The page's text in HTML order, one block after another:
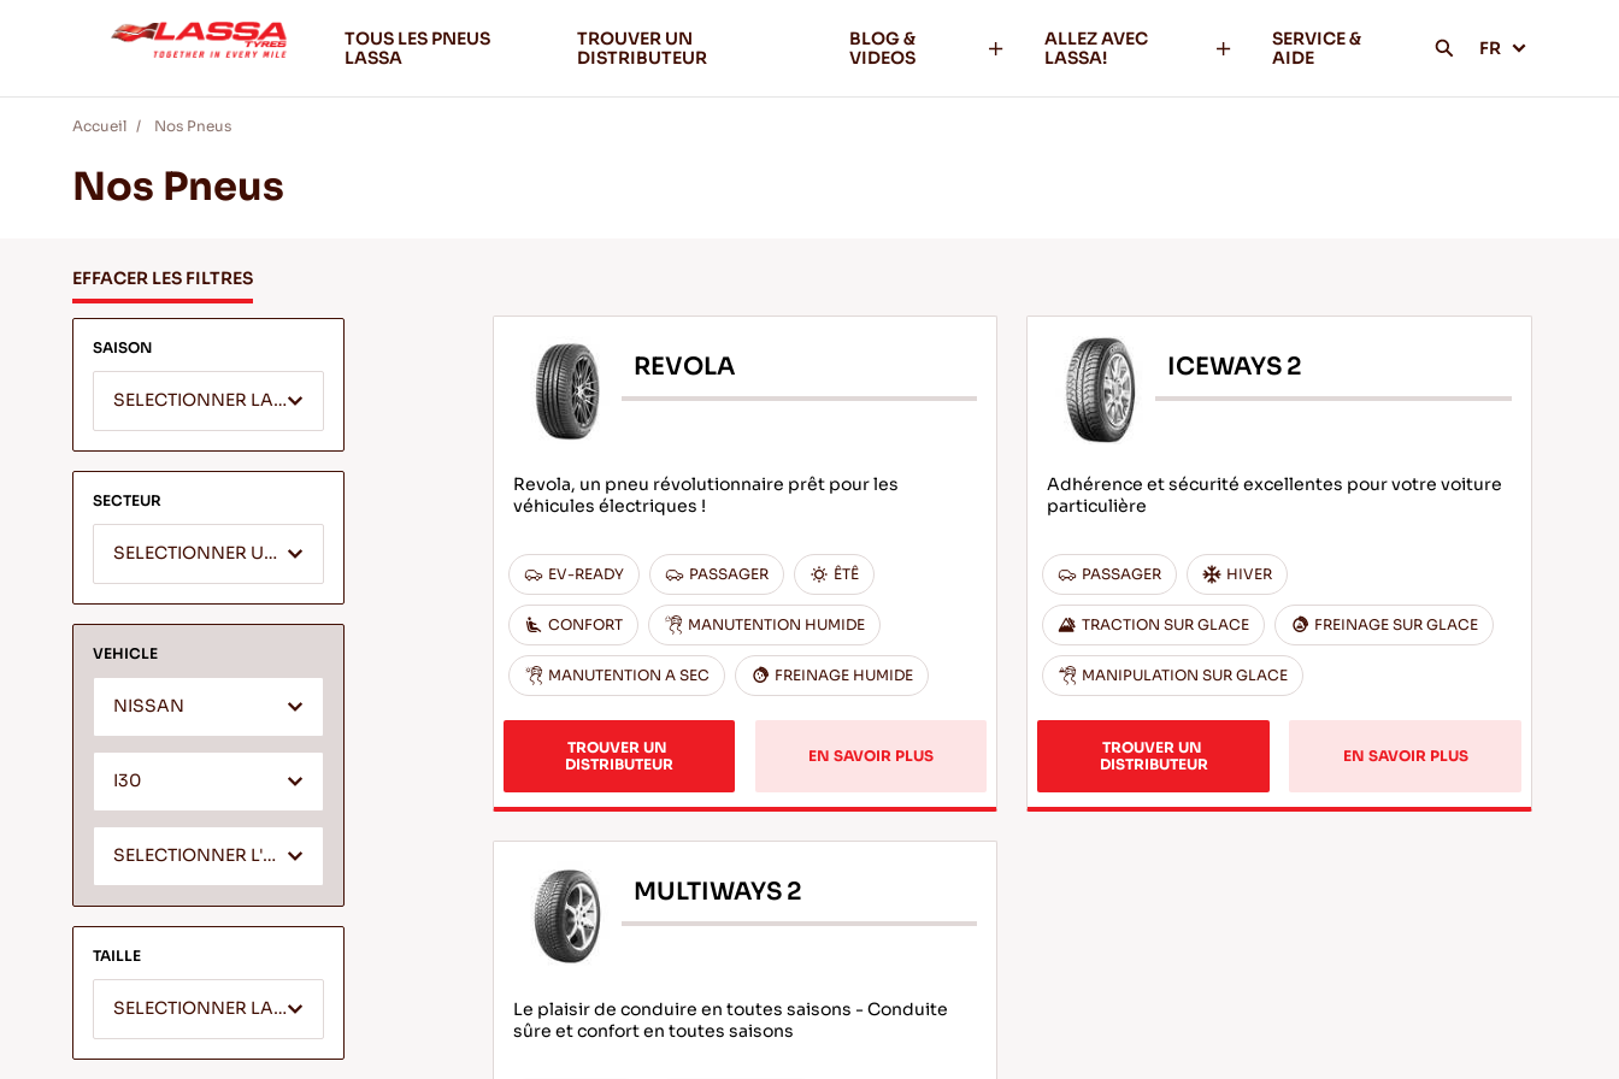
TOUS LES PNEUS
LASSA
TROUVER UN
DISTRIBUTEUR
BLOG &
VIDEOS
ALLEZ AVEC
LASSA!
SERVICE &
AIDE
FR
Accueil Nos Pneus
Nos Pneus
EFFACER LES FILTRES
SAISON
SELECTIONNER LA SAISON
SECTEUR
SELECTIONNER UN SEGMENT
VEHICLE
NISSAN
I30
SELECTIONNER L'ANNEE
TAILLE
SELECTIONNER LA LARGEUR
REVOLA
Revola, un pneu révolutionnaire prêt pour les
véhicules électriques !
EV-READY PASSAGER ÊTÊ
CONFORT MANUTENTION HUMIDE
MANUTENTION A SEC FREINAGE HUMIDE
TROUVER UN
DISTRIBUTEUR
EN SAVOIR PLUS
ICEWAYS 2
Adhérence et sécurité excellentes pour votre voiture
particulière
PASSAGER HIVER
TRACTION SUR GLACE FREINAGE SUR GLACE
MANIPULATION SUR GLACE
TROUVER UN
DISTRIBUTEUR
EN SAVOIR PLUS
MULTIWAYS 2
Le plaisir de conduire en toutes saisons - Conduite
sûre et confort en toutes saisons